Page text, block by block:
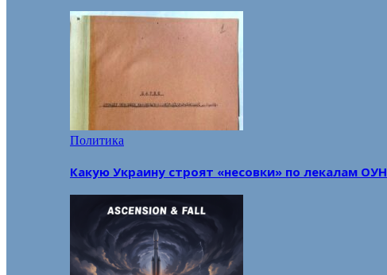
Политика
Какую Украину строят «несовки» по лекалам ОУН